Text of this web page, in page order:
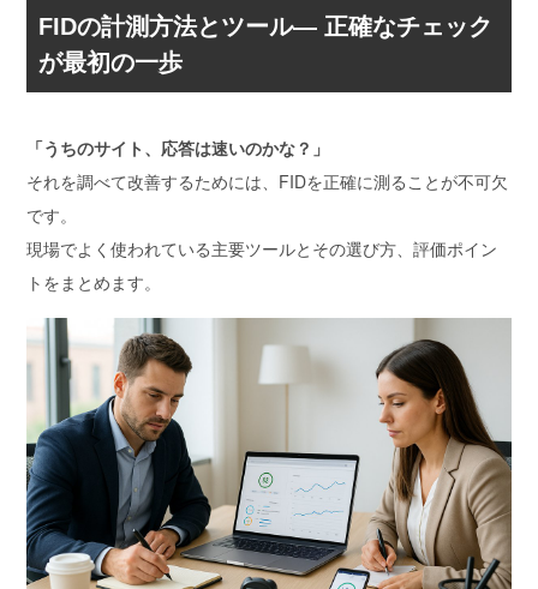
FIDの計測方法とツール― 正確なチェック
が最初の一歩
「うちのサイト、応答は速いのかな？」
それを調べて改善するためには、FIDを正確に測ることが不可欠
です。
現場でよく使われている主要ツールとその選び方、評価ポイン
トをまとめます。